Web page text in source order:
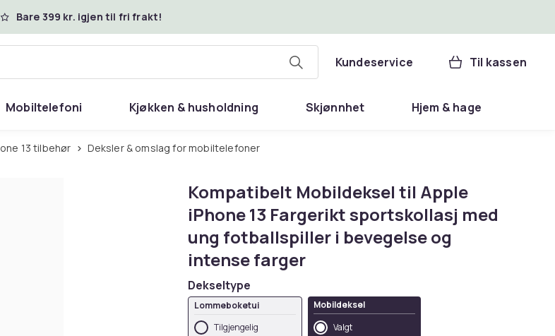
Bare 399 kr. igjen til fri frakt!
Kundeservice Til kassen
Mobiltelefoni Kjøkken & husholdning Skjønnhet Hjem & hage
13 tilbehør Deksler & omslag for mobiltelefoner
Kompatibelt Mobildeksel til Apple
iPhone 13 Fargerikt sportskollasj med
ung fotballspiller i bevegelse og
intense farger
Dekseltype
Lommeboketui
Tilgjengelig
Mobildeksel
Valgt